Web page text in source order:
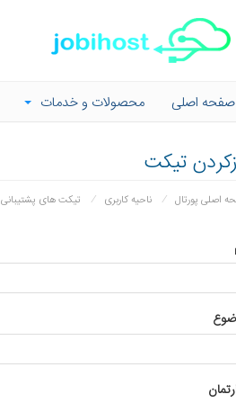
صفحه اصلی محصولات و خدمات
تیکت
اصلی پورتال ناحیه کاربری تیکت های پشتیبانی